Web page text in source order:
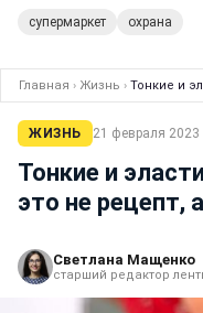
супермаркет охрана
Главная › Жизнь › Тонкие и
ЖИЗНЬ 21 февраля 2023
Тонкие и
это не рецепт,
Светлана Мащенко
старший редактор